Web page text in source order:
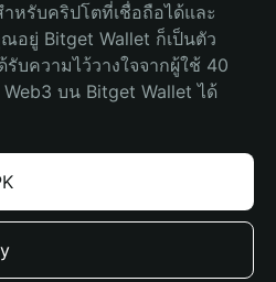
หรับคริปโตที่เชื่อถือได้และ
อยู่ Bitget Wallet ก็เป็นตัว
บความไว้วางใจจากผู้ใช้ 40
บน Bitget Wallet ได้